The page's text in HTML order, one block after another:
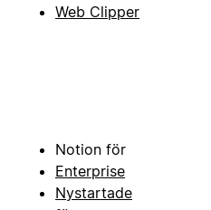
Web Clipper
Notion för
Enterprise
Nystartade